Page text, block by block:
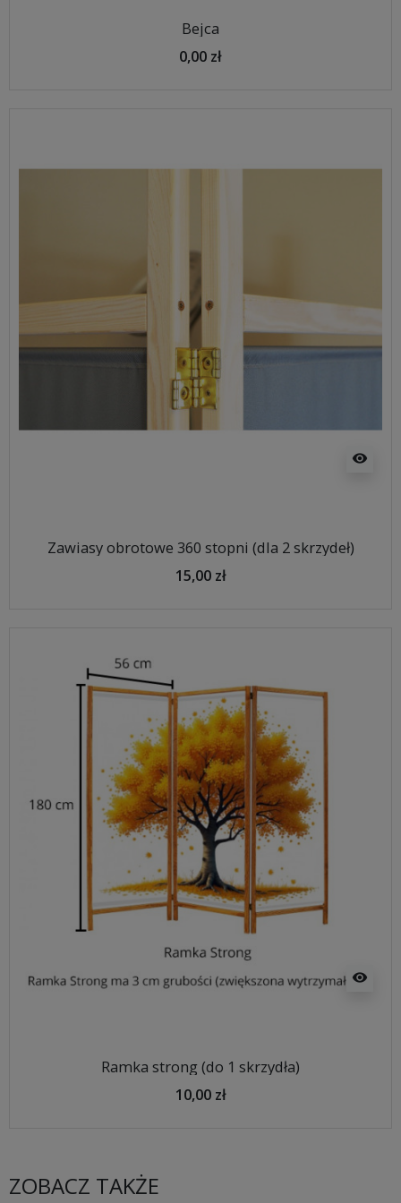
Bejca
0,00 zł
visibility
Zawiasy obrotowe 360 stopni (dla 2 skrzydeł)
15,00 zł
visibility
Ramka strong (do 1 skrzydła)
10,00 zł
ZOBACZ TAKŻE